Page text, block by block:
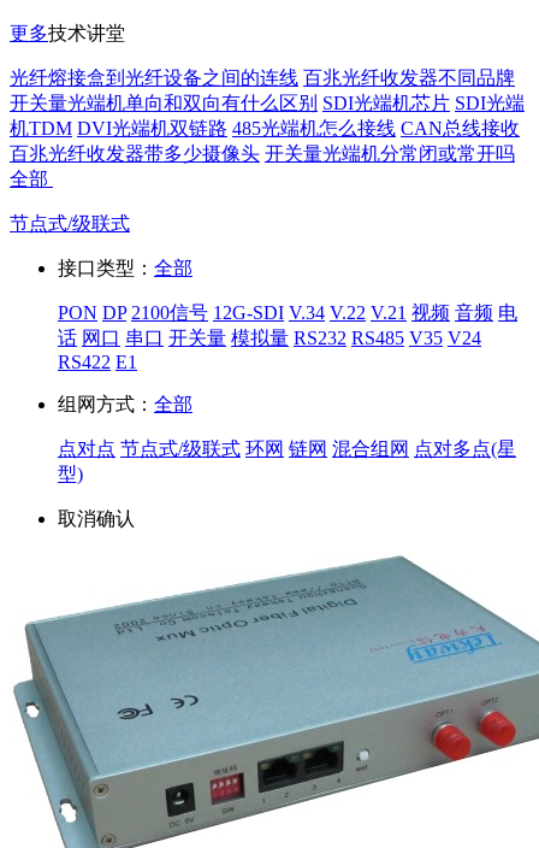
更多技术讲堂
光纤熔接盒到光纤设备之间的连线 百兆光纤收发器不同品牌
开关量光端机单向和双向有什么区别 SDI光端机芯片 SDI光端
机TDM DVI光端机双链路 485光端机怎么接线 CAN总线接收
百兆光纤收发器带多少摄像头 开关量光端机分常闭或常开吗
全部
节点式/级联式
接口类型： 全部
PON DP 2100信号 12G-SDI V.34 V.22 V.21 视频 音频 电
话 网口 串口 开关量 模拟量 RS232 RS485 V35 V24
RS422 E1
组网方式： 全部
点对点 节点式/级联式 环网 链网 混合组网 点对多点(星
型)
取消确认